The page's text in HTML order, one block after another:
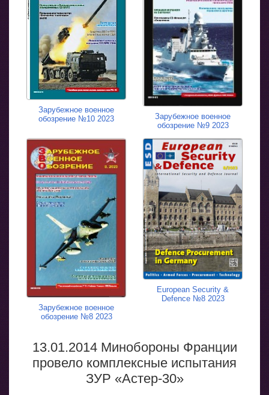
Зарубежное военное
обозрение №10 2023
Зарубежное военное
обозрение №9 2023
Зарубежное военное
обозрение №8 2023
European Security &
Defence №8 2023
13.01.2014 Минобороны Франции
провело комплексные испытания
ЗУР «Астер-30»